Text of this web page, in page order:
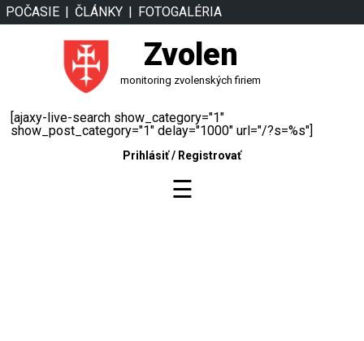
POČASIE ČLÁNKY FOTOGALÉRIA
Zvolen
monitoring zvolenských firiem
[ajaxy-live-search show_category="1"
show_post_category="1" delay="1000" url="/?s=%s"]
Prihlásiť/ Registrovať
☰